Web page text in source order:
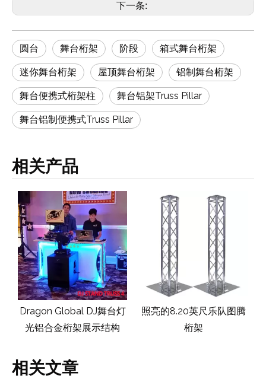
下一条:
圆台 舞台桁架 阶段 箱式舞台桁架
迷你舞台桁架 屋顶舞台桁架 铝制舞台桁架
舞台便携式桁架柱 舞台铝架Truss Pillar
舞台铝制便携式Truss Pillar
相关产品
Dragon Global DJ舞台灯
光铝合金桁架展示结构
照亮的8.20英尺乐队图腾
桁架
相关文章